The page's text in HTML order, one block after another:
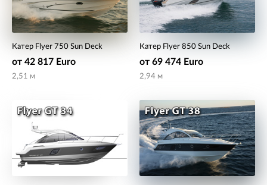
Катер Flyer 750 Sun Deck
от 42 817 Euro
2,51 м
Катер Flyer 850 Sun Deck
от 69 474 Euro
2,94 м